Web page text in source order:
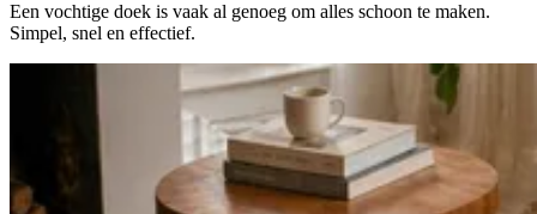
Een vochtige doek is vaak al genoeg om alles schoon te maken.
Simpel, snel en effectief.